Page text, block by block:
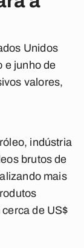
Unidos
e junho de
valores,
indústria
brutos de
mais
de US$